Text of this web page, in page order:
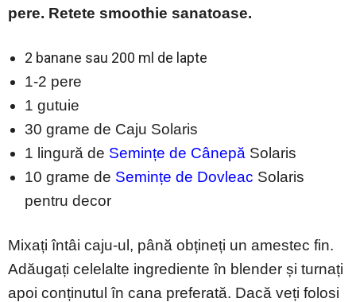
pere. Retete smoothie sanatoase.
2 banane sau 200 ml de lapte
1-2 pere
1 gutuie
30 grame de Caju Solaris
1 lingură de Semințe de Cânepă Solaris
10 grame de Semințe de Dovleac Solaris
pentru decor
Mixați întâi caju-ul, până obțineți un amestec fin.
Adăugați celelalte ingrediente în blender și turnați
apoi conținutul în cana preferată. Dacă veți folosi